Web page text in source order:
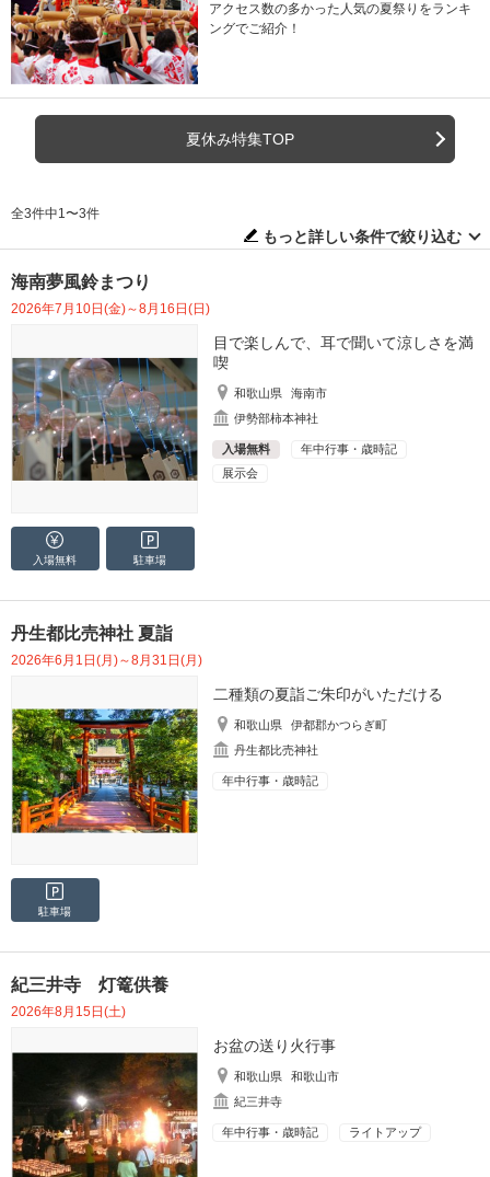
アクセス数の多かった人気の夏祭りをランキ
ングでご紹介！
夏休み特集TOP
全3件中1〜3件
もっと詳しい条件で絞り込む
海南夢風鈴まつり
2026年7月10日(金)～8月16日(日)
目で楽しんで、耳で聞いて涼しさを満
喫
和歌山県
海南市
伊勢部柿本神社
入場無料
年中行事・歳時記
展示会
入場無料 駐車場
丹生都比売神社 夏詣
2026年6月1日(月)～8月31日(月)
二種類の夏詣ご朱印がいただける
和歌山県
伊都郡かつらぎ町
丹生都比売神社
年中行事・歳時記
駐車場
紀三井寺 灯篭供養
2026年8月15日(土)
お盆の送り火行事
和歌山県
和歌山市
紀三井寺
年中行事・歳時記 ライトアップ